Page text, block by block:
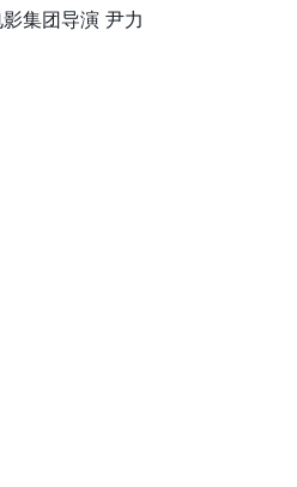
集团导演 尹力